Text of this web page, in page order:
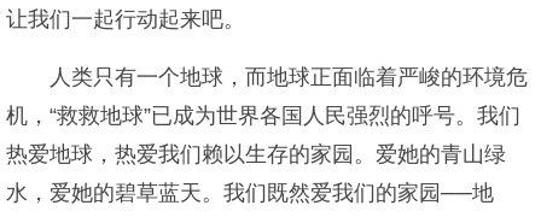
让我们一起行动起来吧。
人类只有一个地球，而地球正面临着严峻的环境危
机，“救救地球”已成为世界各国人民强烈的呼号。我们
热爱地球，热爱我们赖以生存的家园。爱她的青山绿
水，爱她的碧草蓝天。我们既然爱我们的家园──地